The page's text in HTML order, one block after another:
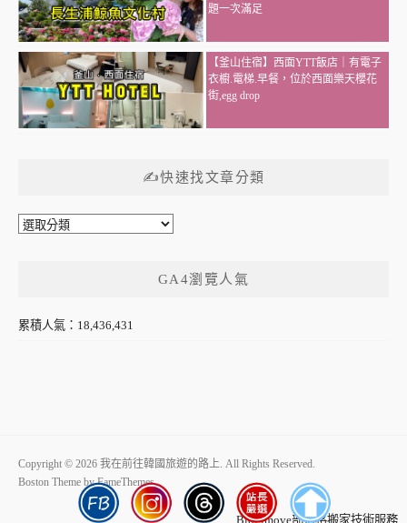
題一次滿足
【釜山住宿】西面YTT飯店｜有電子
衣櫥.電梯.早餐，位於西面樂天櫻花
街,egg drop
✍快速找文章分類
✍
章
GA4瀏覽人氣
累積人氣：18,436,431
Copyright © 2026 我在前往韓國旅遊的路上. All Rights Reserved.
Boston Theme byFameThemes
Blogimove部落格搬家技術服務